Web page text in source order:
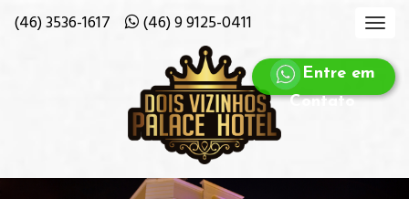
(46) 3536-1617 (46) 9 9125-0411
Entre em
Contato